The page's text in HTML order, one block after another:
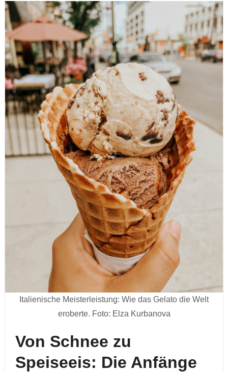
Italienische Meisterleistung: Wie das Gelato die Welt
eroberte. Foto: Elza Kurbanova
Von Schnee zu
Speiseeis: Die Anfänge